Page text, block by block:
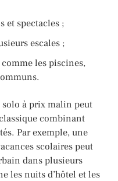
et spectacles ;
escales ;
comme les piscines,
solo à prix malin peut
combinant
Par exemple, une
scolaires peut
dans plusieurs
les nuits d’hôtel et les